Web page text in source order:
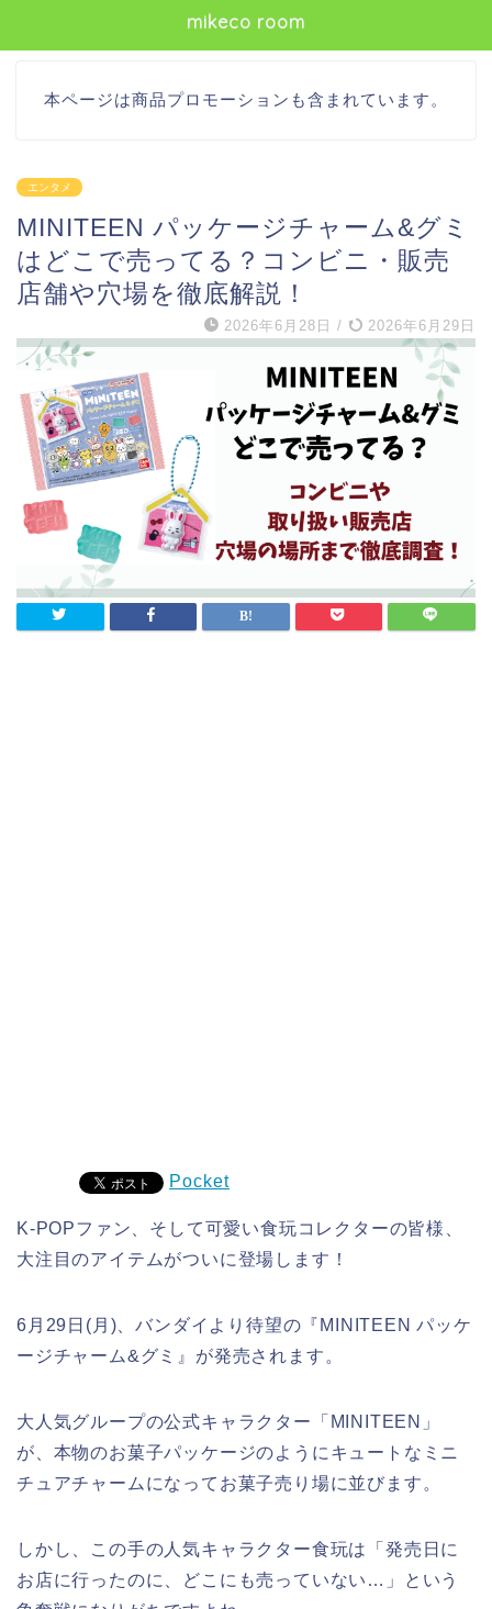
mikeco room
本ページは商品プロモーションも含まれています。
エンタメ
MINITEEN パッケージチャーム&グミ
はどこで売ってる？コンビニ・販売
店舗や穴場を徹底解説！
2026年6月28日 / 2026年6月29日
Pocket
K-POPファン、そして可愛い食玩コレクターの皆様、
大注目のアイテムがついに登場します！
6月29日(月)、バンダイより待望の『MINITEEN パッケ
ージチャーム&グミ』が発売されます。
大人気グループの公式キャラクター「MINITEEN」
が、本物のお菓子パッケージのようにキュートなミニ
チュアチャームになってお菓子売り場に並びます。
しかし、この手の人気キャラクター食玩は「発売日に
お店に行ったのに、どこにも売っていない…」という